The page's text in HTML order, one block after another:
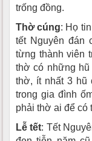
trống đồng.
Thờ cúng: Họ
tết Nguyên đán
từng thành viên
thờ có những
thờ, ít nhất 3 hũ
trong gia đình
phải thờ ai để có
Lễ tết: Tết